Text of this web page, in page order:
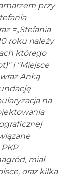
przy
=„Stefania
roku należy
którego
i "Miejsce
Anką
na
miał
oraz kilka